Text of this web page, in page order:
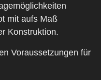
mit aufs Maß
Konstruktion.
Voraussetzungen für